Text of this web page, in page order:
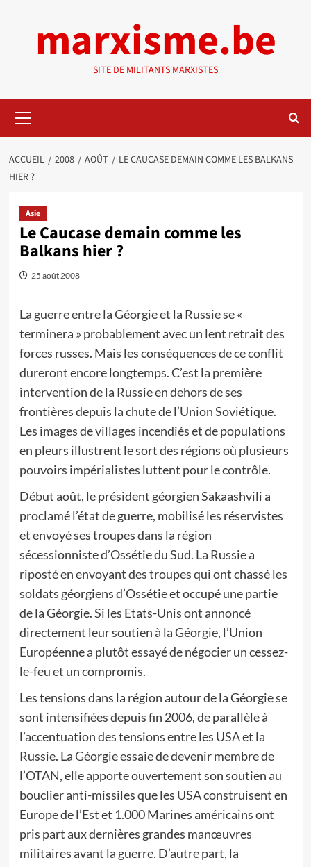
marxisme.be
SITE DE MILITANTS MARXISTES
principal
ACCUEIL 2008 AOÛT
LE CAUCASE DEMAIN COMME LES BALKANS
HIER ?
Asie
Le Caucase demain comme les
Balkans hier ?
25 août 2008
La guerre entre la Géorgie et la Russie se «
terminera » probablement avec un lent retrait des
forces russes. Mais les conséquences de ce conflit
dureront encore longtemps. C’est la première
intervention de la Russie en dehors de ses
frontières depuis la chute de l’Union Soviétique.
Les images de villages incendiés et de populations
en pleurs illustrent le sort des régions où plusieurs
pouvoirs impérialistes luttent pour le contrôle.
Début août, le président géorgien Sakaashvili a
proclamé l’état de guerre, mobilisé les réservistes
et envoyé ses troupes dans la région
sécessionniste d’Ossétie du Sud. La Russie a
riposté en envoyant des troupes qui ont chassé les
soldats géorgiens d’Ossétie et occupé une partie
de la Géorgie. Si les Etats-Unis ont annoncé
directement leur soutien à la Géorgie, l’Union
Européenne a plutôt essayé de négocier un cessez-
le-feu et un compromis.
Les tensions dans la région autour de la Géorgie se
sont intensifiées depuis fin 2006, de parallèle à
l’accentuation des tensions entre les USA et la
Russie. La Géorgie essaie de devenir membre de
l’OTAN, elle apporte ouvertement son soutien au
bouclier anti-missiles que les USA construisent en
Europe de l’Est et 1.000 Marines américains ont
pris part aux dernières grandes manœuvres
militaires avant la guerre. D’autre part, la